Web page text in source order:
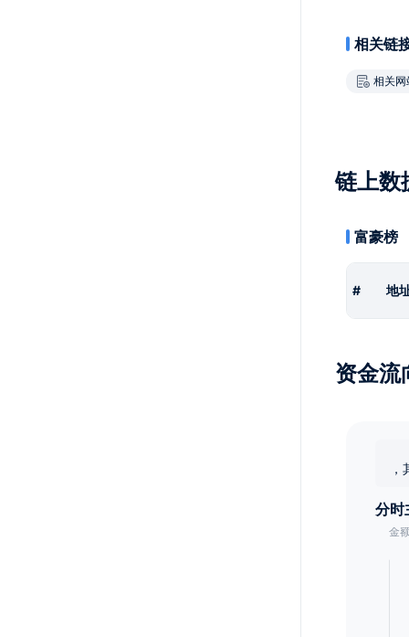
相关链
相关网
链上数
富豪榜
# 地
资金流
分时